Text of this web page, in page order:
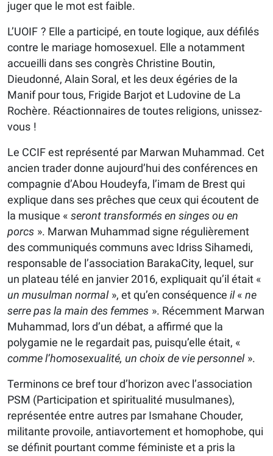
juger que le mot est faible.
L’UOIF ? Elle a participé, en toute logique, aux défilés
contre le mariage homosexuel. Elle a notamment
accueilli dans ses congrès Christine Boutin,
Dieudonné, Alain Soral, et les deux égéries de la
Manif pour tous, Frigide Barjot et Ludovine de La
Rochère. Réactionnaires de toutes religions, unissez-
vous !
Le CCIF est représenté par Marwan Muhammad. Cet
ancien trader donne aujourd’hui des conférences en
compagnie d’Abou Houdeyfa, l’imam de Brest qui
explique dans ses prêches que ceux qui écoutent de
la musique « seront transformés en singes ou en
porcs ». Marwan Muhammad signe régulièrement
des communiqués communs avec Idriss Sihamedi,
responsable de l’association BarakaCity, lequel, sur
un plateau télé en janvier 2016, expliquait qu’il était «
un musulman normal», et qu’en conséquence il« ne
serre pas la main des femmes ». Récemment Marwan
Muhammad, lors d’un débat, a affirmé que la
polygamie ne le regardait pas, puisqu’elle était, «
comme l’homosexualité, un choix de vie personnel».
Terminons ce bref tour d’horizon avec l’association
PSM (Participation et spiritualité musulmanes),
représentée entre autres par Ismahane Chouder,
militante provoile, antiavortement et homophobe, qui
se définit pourtant comme féministe et a pris la